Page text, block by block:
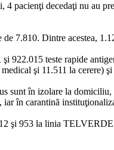
4 pacienţi decedaţi nu au
7.810. Dintre acestea,
922.015 teste rapide
şi 11.511 la cerere)
sunt în izolare la
în carantină
şi 953 la linia